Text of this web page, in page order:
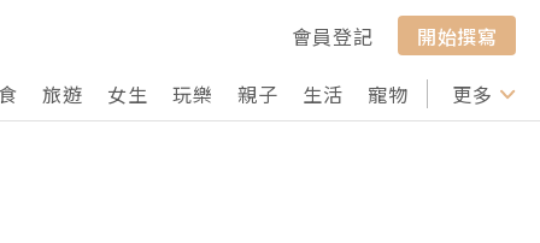
會員登記
開始撰寫
旅遊 女生 玩樂 親子 生活 寵物 行山 打卡
更多